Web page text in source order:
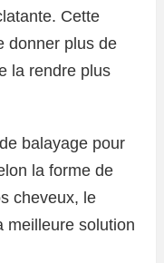
Cette
donner plus de
la rendre plus
balayage pour
la forme de
cheveux, le
meilleure solution